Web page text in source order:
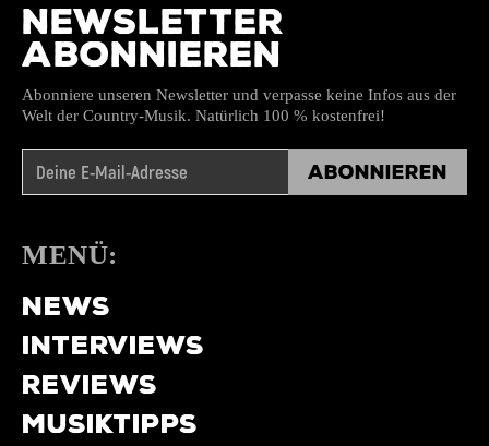
NEWSLETTER
ABONNIEREN
Abonniere unseren Newsletter und verpasse keine Infos aus der
Welt der Country-Musik. Natürlich 100 % kostenfrei!
Abonnieren
MENÜ:
NEWS
INTERVIEWS
REVIEWS
MUSIKTIPPS